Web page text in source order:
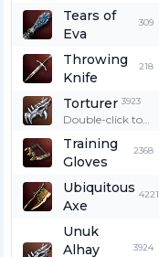
blow to Eva's
unicorn.
Tears of
Eva
309
Throwing
Knife
218
Torturer 3923
Double-click to
hatchlings.
Training
Gloves
2368
Ubiquitous
Axe
4221
Unuk
Alhay
3924